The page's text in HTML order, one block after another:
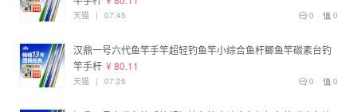
0
0
天猫 | 07:45
汉鼎一号六代鱼竿手竿超轻钓鱼竿小综合鱼杆鲫鱼竿碳素台钓
竿手杆 ¥ 80.11
0
0
天猫 | 07:25